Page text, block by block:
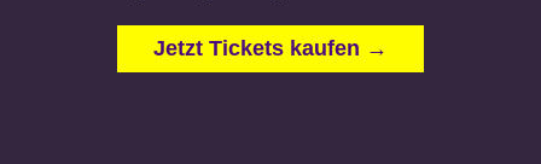
Jetzt Tickets kaufen →